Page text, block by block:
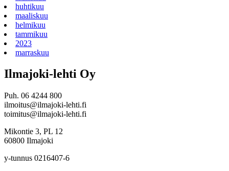
huhtikuu
maaliskuu
helmikuu
tammikuu
2023
marraskuu
Ilmajoki-lehti Oy
Puh. 06 4244 800
ilmoitus@ilmajoki-lehti.fi
toimitus@ilmajoki-lehti.fi
Mikontie 3, PL 12
60800 Ilmajoki
y-tunnus 0216407-6